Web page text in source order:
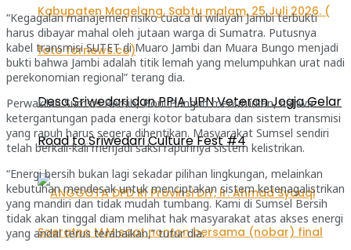
Desa Sriwedari dan PPIA UPN Veteran Jogja Gelar
Road to Sriwedari Culture Fest #4
“Kegagalan manajemen risiko cuaca di wilayah Jambi terbukti
harus dibayar mahal oleh jutaan warga di Sumatra. Putusnya
kabel transmisi SUTET di Muaro Jambi dan Muara Bungo menjadi
bukti bahwa Jambi adalah titik lemah yang melumpuhkan urat nadi
perekonomian regional” terang dia.
Perwakilan Sumsel Bersih, Boni Bangun menuturkan, bahwa
ketergantungan pada energi kotor batubara dan sistem transmisi
yang rapuh harus segera dihentikan. Masyarakat Sumsel sendiri
telah berkali-kali menjadi saksi rapuhnya sistem kelistrikan.
“Energi bersih bukan lagi sekadar pilihan lingkungan, melainkan
kebutuhan mendesak untuk menciptakan sistem ketenagalistrikan
yang mandiri dan tidak mudah tumbang. Kami di Sumsel Bersih
tidak akan tinggal diam melihat hak masyarakat atas akses energi
yang andal terus terabaikan,” tutur dia.